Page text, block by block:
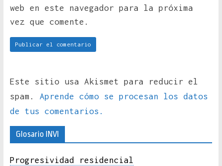
web en este navegador para la próxima
vez que comente.
Este sitio usa Akismet para reducir el
spam. Aprende cómo se procesan los datos
de tus comentarios.
Glosario INVI
Progresividad residencial